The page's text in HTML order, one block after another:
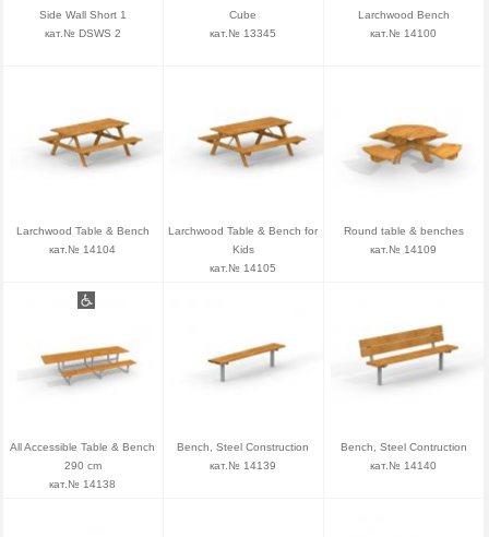
Side Wall Short 1
кат.№ DSWS 2
Cube
кат.№ 13345
Larchwood Bench
кат.№ 14100
Larchwood Table & Bench
кат.№ 14104
Larchwood Table & Bench for
Kids
кат.№ 14105
Round table & benches
кат.№ 14109
All Accessible Table & Bench
290 cm
кат.№ 14138
Bench, Steel Construction
кат.№ 14139
Bench, Steel Contruction
кат.№ 14140